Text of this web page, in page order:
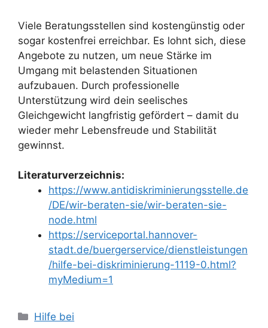
Viele Beratungsstellen sind kostengünstig oder
sogar kostenfrei erreichbar. Es lohnt sich, diese
Angebote zu nutzen, um neue Stärke im
Umgang mit belastenden Situationen
aufzubauen. Durch professionelle
Unterstützung wird dein seelisches
Gleichgewicht langfristig gefördert – damit du
wieder mehr Lebensfreude und Stabilität
gewinnst.
Literaturverzeichnis:
https://www.antidiskriminierungsstelle.de
/DE/wir-beraten-sie/wir-beraten-sie-
node.html
https://serviceportal.hannover-
stadt.de/buergerservice/dienstleistungen
/hilfe-bei-diskriminierung-1119-0.html?
myMedium=1
Kategorien
Hilfe bei